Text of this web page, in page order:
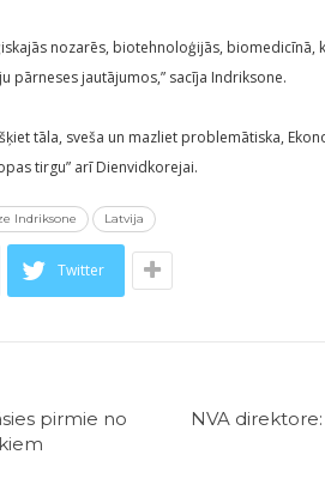
nozarēs, biotehnoloģijās, biomedicīnā,
jautājumos,” sacīja Indriksone.
tāla, sveša un mazliet problemātiska,
tirgu” arī Dienvidkorejai.
Indriksone Latvija
Twitter
pirmie no
NVA